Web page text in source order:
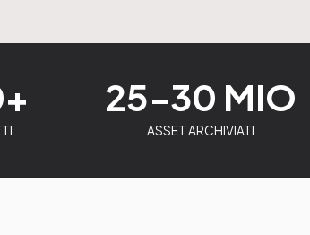
25-30 MIO
ASSET ARCHIVIATI